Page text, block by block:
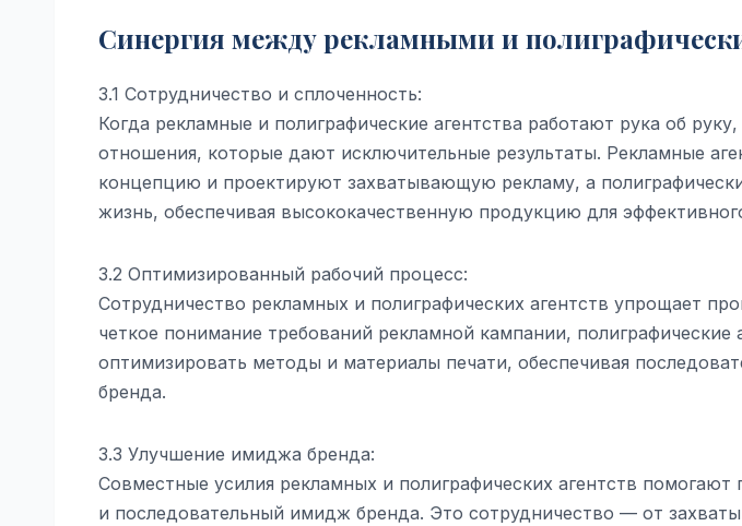
Синергия между рекламными и
3.1 Сотрудничество и сплоченность:
Когда рекламные и полиграфические агентства работают рука об
отношения, которые дают исключительные результаты. Рекламные
концепцию и проектируют захватывающую рекламу, а
жизнь, обеспечивая высококачественную продукцию для
3.2 Оптимизированный рабочий процесс:
Сотрудничество рекламных и полиграфических агентств упрощает
четкое понимание требований рекламной кампании, полиграфические
оптимизировать методы и материалы печати, обеспечивая
бренда.
3.3 Улучшение имиджа бренда:
Совместные усилия рекламных и полиграфических агентств помогают
и последовательный имидж бренда. Это сотрудничество — от